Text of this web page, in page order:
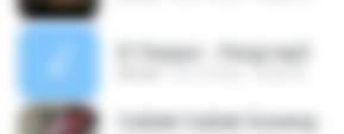
D' Paspor - Pergi.mp3
Cublak Cublak Suweng